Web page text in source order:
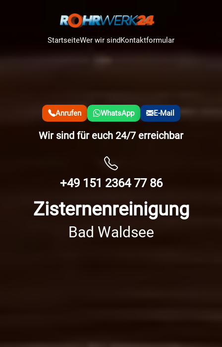
StartseiteWer wir sindKontaktformular
Anrufen WhatsApp E-Mail
Wir sind für euch 24/7 erreichbar
+49 151 2364 77 86
Zisternenreinigung
Bad Waldsee